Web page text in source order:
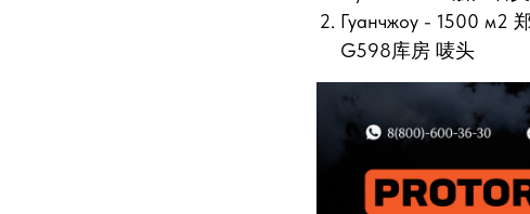
Гуанчжоу - 1500 м2
G598库房 唛头